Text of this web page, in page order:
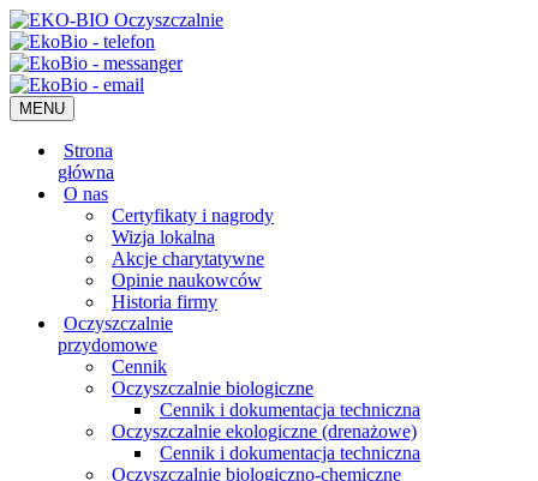
MENU
Strona
główna
O nas
Certyfikaty i nagrody
Wizja lokalna
Akcje charytatywne
Opinie naukowców
Historia firmy
Oczyszczalnie
przydomowe
Cennik
Oczyszczalnie biologiczne
Cennik i dokumentacja techniczna
Oczyszczalnie ekologiczne (drenażowe)
Cennik i dokumentacja techniczna
Oczyszczalnie biologiczno-chemiczne